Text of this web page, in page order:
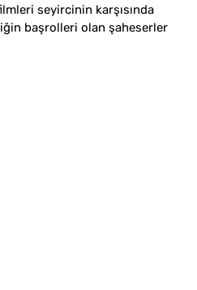
seyircinin karşısında
başrolleri olan şaheserler